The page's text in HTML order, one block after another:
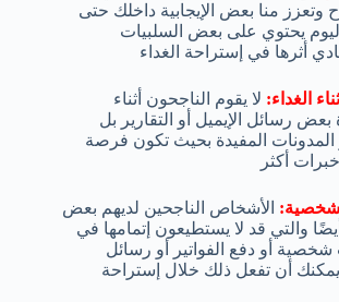
وتعزز منا بعض الإيجابية داخلك حتى
يحتوي على بعض السلبيات
أثرها في إستراحة الغداء
لا يقوم الناجحون أثناء
بعض رسائل الإيميل أو التقارير بل
المدونات المفيدة بحيث تكون فرصة
أكثر
الأشخاص الناجحين لديهم بعض
والتي قد لا يستطيعون إتمامها في
أو دفع الفواتير أو رسائل
أن تفعل ذلك خلال إستراحة